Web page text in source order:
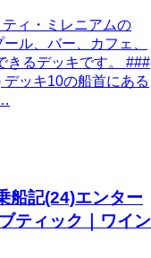
ィ・ミレニアムの
ル、バー、カフェ、
きるデッキです。 ###
ッキ10の船首にある
船記(24)エンター
ティック｜ワイン